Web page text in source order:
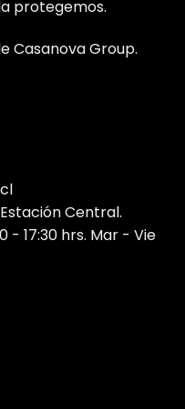
protegemos.
Casanova Group.
Central.
- 17:30 hrs. Mar - Vie